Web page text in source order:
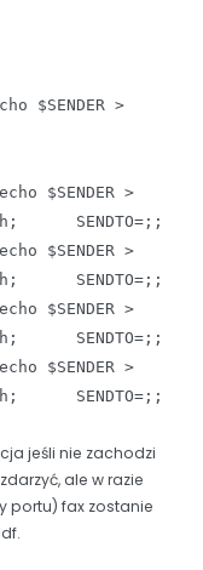
$SENDER >
$SENDER >
SENDTO=;;
$SENDER >
SENDTO=;;
$SENDER >
SENDTO=;;
$SENDER >
SENDTO=;;
jeśli nie zachodzi
ale w razie
portu) fax zostanie